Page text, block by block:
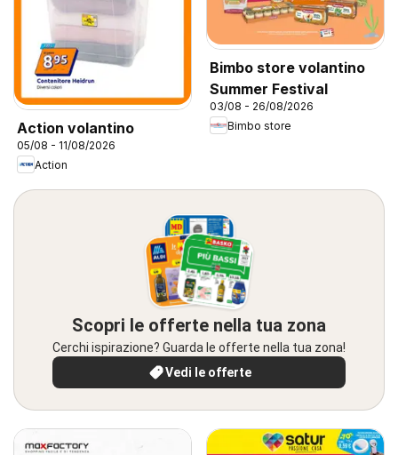
Action volantino
05/08 - 11/08/2026
Action
Bimbo store volantino
Summer Festival
03/08 - 26/08/2026
Bimbo store
Scopri le offerte nella tua zona
Cerchi ispirazione? Guarda le offerte nella tua zona!
Vedi le offerte